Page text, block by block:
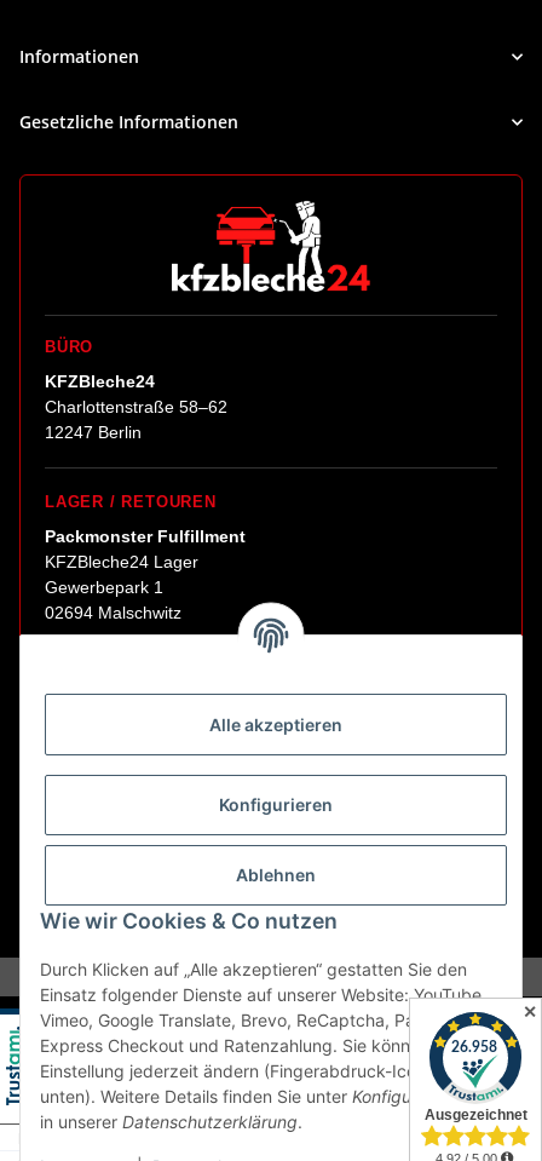
Alle akzeptieren
Konfigurieren
Ablehnen
Wie wir Cookies & Co nutzen
Durch Klicken auf „Alle akzeptieren“ gestatten Sie den
Einsatz folgender Dienste auf unserer Website: YouTube,
Vimeo, Google Translate, Brevo, ReCaptcha, PayPal
Express Checkout und Ratenzahlung. Sie können die
Einstellung jederzeit ändern (Fingerabdruck-Icon links
unten). Weitere Details finden Sie unter Konfigurierenund
in unserer Datenschutzerklärung.
Informationen
Gesetzliche Informationen
BÜRO
KFZBleche24
Charlottenstraße 58–62
12247 Berlin
LAGER / RETOUREN
Packmonster Fulfillment
KFZBleche24 Lager
Gewerbepark 1
02694 Malschwitz
Abholungen nur nach Terminvereinbarung.
E-Mail:sales@kfzbleche24.de
Vertrag widerrufen
* Alle Preise inkl. gesetzlicher USt., zzgl.Versand
✕